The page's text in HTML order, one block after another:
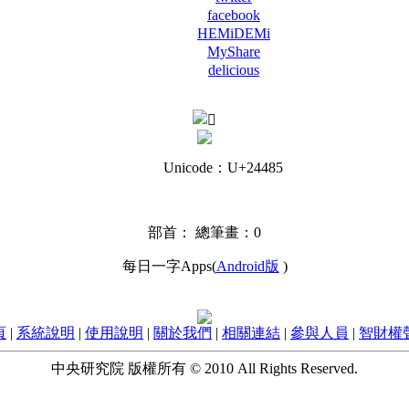
facebook
HEMiDEMi
MyShare
delicious
Unicode：U+24485
部首： 總筆畫：0
每日一字Apps(Android版 )
| 系統說明 | 使用說明 | 關於我們 | 相關連結 | 參與人員 | 智財權
中央研究院 版權所有 © 2010 All Rights Reserved.